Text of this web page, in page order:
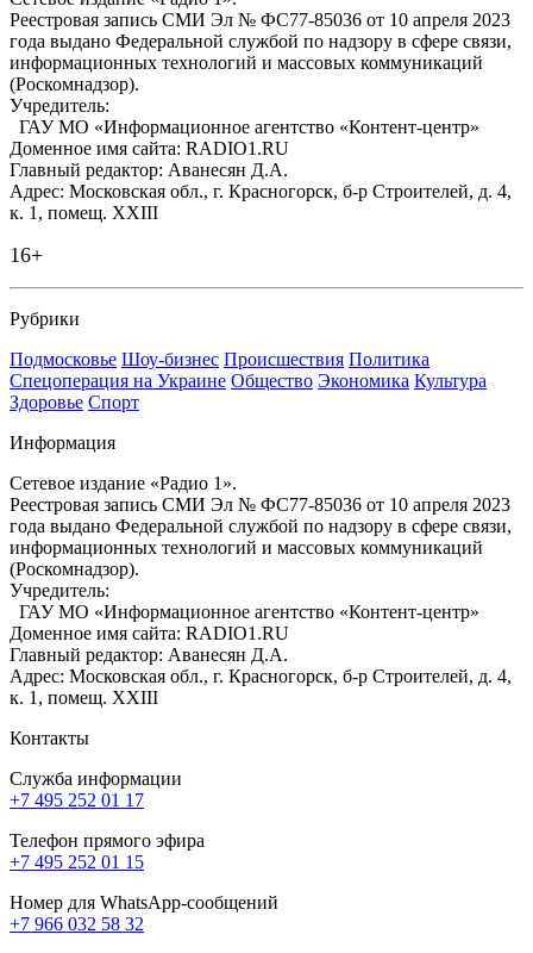
Реестровая запись СМИ Эл № ФС77-85036 от 10 апреля 2023
года выдано Федеральной службой по надзору в сфере связи,
информационных технологий и массовых коммуникаций
(Роскомнадзор).
Учредитель:
ГАУ МО «Информационное агентство «Контент-центр»
Доменное имя сайта: RADIO1.RU
Главный редактор: Аванесян Д.А.
Адрес: Московская обл., г. Красногорск, б-р Строителей, д. 4,
к. 1, помещ. XXIII
16+
Рубрики
Подмосковье Шоу-бизнес Происшествия Политика
Спецоперация на Украине Общество Экономика Культура
Здоровье Спорт
Информация
Сетевое издание «Радио 1».
Реестровая запись СМИ Эл № ФС77-85036 от 10 апреля 2023
года выдано Федеральной службой по надзору в сфере связи,
информационных технологий и массовых коммуникаций
(Роскомнадзор).
Учредитель:
ГАУ МО «Информационное агентство «Контент-центр»
Доменное имя сайта: RADIO1.RU
Главный редактор: Аванесян Д.А.
Адрес: Московская обл., г. Красногорск, б-р Строителей, д. 4,
к. 1, помещ. XXIII
Контакты
Служба информации
+7 495 252 01 17
Телефон прямого эфира
+7 495 252 01 15
Номер для WhatsApp-сообщений
+7 966 032 58 32